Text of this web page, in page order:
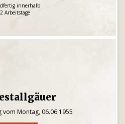
innerhalb
Arbeitstage
vom Montag, 06.06.1955